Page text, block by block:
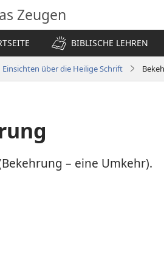
Zeugen
BIBLISCHE LEHREN
Einsichten über die Heilige Schrift
– eine Umkehr).